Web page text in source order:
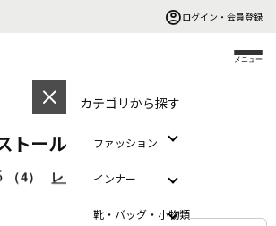
ログイン・会員登録
メニュー
カテゴリから探す
ファッション
インナー
靴・バッグ・小物類
トール
（4） レビューを見る